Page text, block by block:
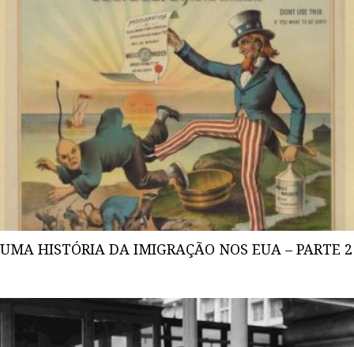
UMA HISTÓRIA DA IMIGRAÇÃO NOS EUA – PARTE 2